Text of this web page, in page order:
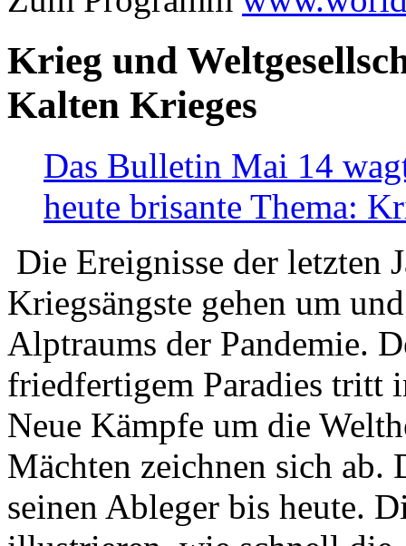
Krieg und
Kalten Krieges
Das Bulletin Mai 14
heute brisante Thema:
Die Ereignisse der letzten
Kriegsängste gehen um
Alptraums der Pandemie.
friedfertigem Paradies tritt
Neue Kämpfe um die
Mächten zeichnen sich
seinen Ableger bis heute.